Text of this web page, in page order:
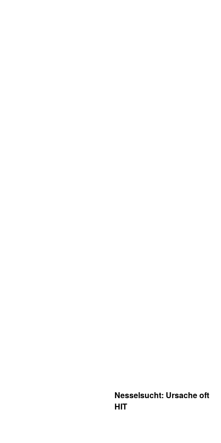
Nesselsucht: Ursache oft
HIT